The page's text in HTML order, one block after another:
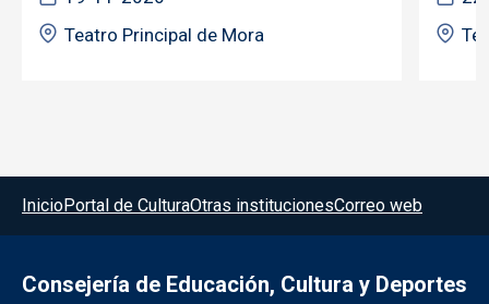
Teatro Principal de Mora
Menú del pie
InicioPortal de CulturaOtras institucionesCorreo web
Consejería de Educación, Cultura y Deportes